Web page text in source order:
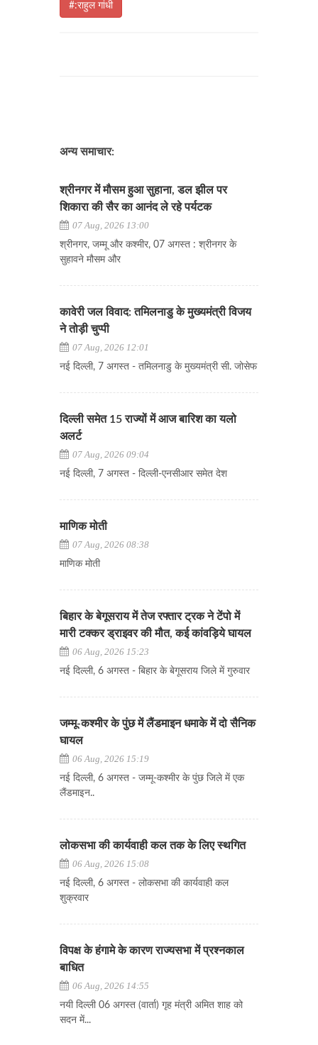
#:राहुल गांधी
अन्य समाचार:
श्रीनगर में मौसम हुआ सुहाना, डल झील पर
शिकारा की सैर का आनंद ले रहे पर्यटक
07 Aug, 2026 13:00
श्रीनगर, जम्मू और कश्मीर, 07 अगस्त : श्रीनगर के
सुहावने मौसम और
कावेरी जल विवाद: तमिलनाडु के मुख्यमंत्री विजय
ने तोड़ी चुप्पी
07 Aug, 2026 12:01
नई दिल्ली, 7 अगस्त - तमिलनाडु के मुख्यमंत्री सी. जोसेफ
दिल्ली समेत 15 राज्यों में आज बारिश का यलो
अलर्ट
07 Aug, 2026 09:04
नई दिल्ली, 7 अगस्त - दिल्ली-एनसीआर समेत देश
माणिक मोती
07 Aug, 2026 08:38
माणिक मोती
बिहार के बेगूसराय में तेज रफ्तार ट्रक ने टेंपो में
मारी टक्कर ड्राइवर की मौत, कई कांवड़िये घायल
06 Aug, 2026 15:23
नई दिल्ली, 6 अगस्त - बिहार के बेगूसराय जिले में गुरुवार
जम्मू-कश्मीर के पुंछ में लैंडमाइन धमाके में दो सैनिक
घायल
06 Aug, 2026 15:19
नई दिल्ली, 6 अगस्त - जम्मू-कश्मीर के पुंछ जिले में एक
लैंडमाइन..
लोकसभा की कार्यवाही कल तक के लिए स्थगित
06 Aug, 2026 15:08
नई दिल्ली, 6 अगस्त - लोकसभा की कार्यवाही कल
शुक्रवार
विपक्ष के हंगामे के कारण राज्यसभा में प्रश्नकाल
बाधित
06 Aug, 2026 14:55
नयी दिल्ली 06 अगस्त (वार्ता) गृह मंत्री अमित शाह को
सदन में...